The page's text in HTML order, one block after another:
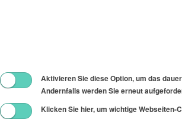
Aktivieren Sie diese Option, um das
Andernfalls werden Sie erneut
Klicken Sie hier, um wichtige